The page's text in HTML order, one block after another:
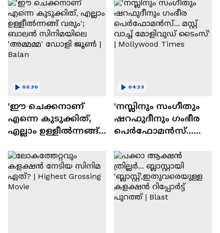
'ഈ ചെക്കനാണ്
എന്നെ കുടുക്കിത്,
എല്ലാം ഉള്ളീൽന്നങ്ങ്
സിനിമയിലെ
'അമ്മമ്മ' ഡോളി
ജൂൺ | Balan
03:30
'നസ്ലിനും സംഗീതും
ഷറഫുദീനും ഗംഭീര
പെർഫോമൻസ്...
ടൈംസ്' | Mollywood
Times
04:23